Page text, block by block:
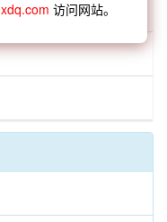
访问网站。